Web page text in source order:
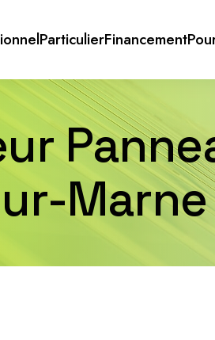
ParticulierFinancement
Marne